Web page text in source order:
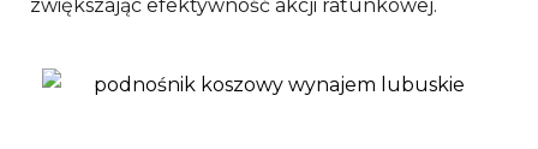
zwiększając efektywność akcji ratunkowej.